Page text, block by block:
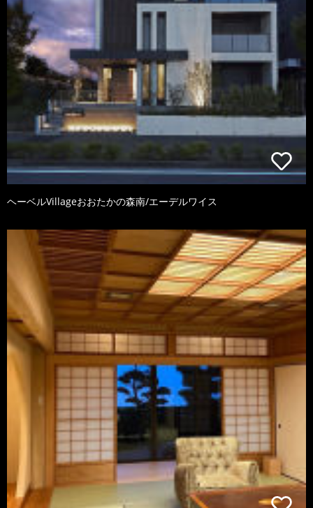
ヘーベルVillageおおたかの森南/エーデルワイス